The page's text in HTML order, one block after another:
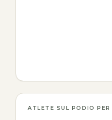
ATLETE SUL PODIO PER